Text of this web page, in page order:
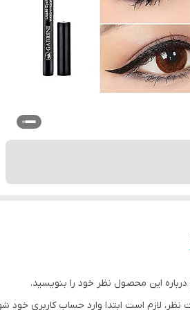
این محصول نظر خود را بنویسید.
نظر، لازم است ابتدا وارد حساب کاربری خود